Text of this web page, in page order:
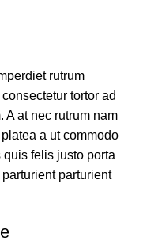
rutrum
tortor ad
at nec rutrum nam
a ut commodo
felis justo porta
parturient